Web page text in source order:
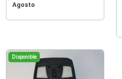
Agosto
Disponible